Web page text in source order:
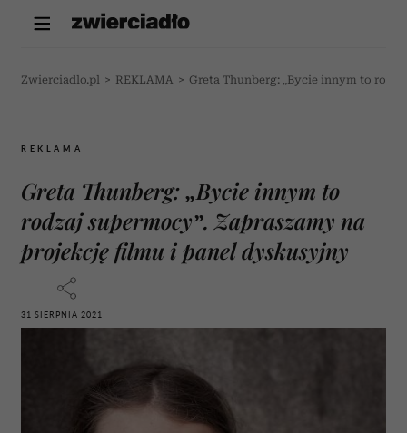
Zwierciadlo.pl > REKLAMA > Greta Thunberg: „Bycie innym to
REKLAMA
Greta Thunberg: „Bycie innym to
rodzaj supermocy”. Zapraszamy na
projekcję filmu i panel dyskusyjny
31 SIERPNIA 2021